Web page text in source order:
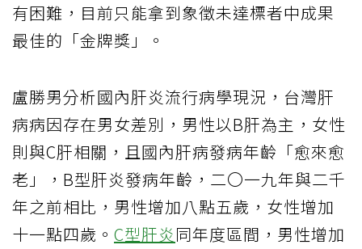
有困難，目前只能拿到象徵未達標者中成果
最佳的「金牌獎」。
盧勝男分析國內肝炎流行病學現況，台灣肝
病病因存在男女差別，男性以B肝為主，女性
則與C肝相關，且國內肝病發病年齡「愈來愈
老」，B型肝炎發病年齡，二〇一九年與二千
年之前相比，男性增加八點五歲，女性增加
十一點四歲。 C型肝炎同年度區間，男性增加